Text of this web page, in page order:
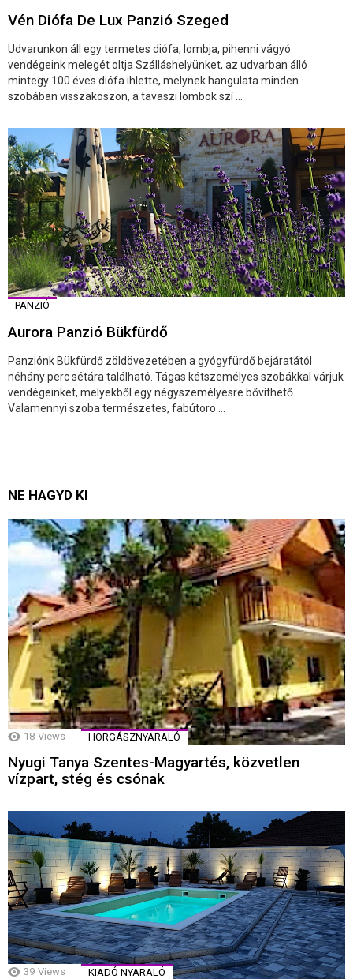
Vén Diófa De Lux Panzió Szeged
Udvarunkon áll egy termetes diófa, lombja, pihenni vágyó
vendégeink melegét oltja Szálláshelyünket, az udvarban álló
mintegy 100 éves diófa ihlette, melynek hangulata minden
szobában visszaköszön, a tavaszi lombok szí ...
PANZIÓ
Aurora Panzió Bükfürdő
Panziónk Bükfürdő zöldövezetében a gyógyfürdő bejáratától
néhány perc sétára található. Tágas kétszemélyes szobákkal várjuk
vendégeinket, melyekből egy négyszemélyesre bővíthető.
Valamennyi szoba természetes, fabútoro ...
NE HAGYD KI
18 Views HORGÁSZNYARALÓ
Nyugi Tanya Szentes-Magyartés, közvetlen
vízpart, stég és csónak
39 Views KIADÓ NYARALÓ